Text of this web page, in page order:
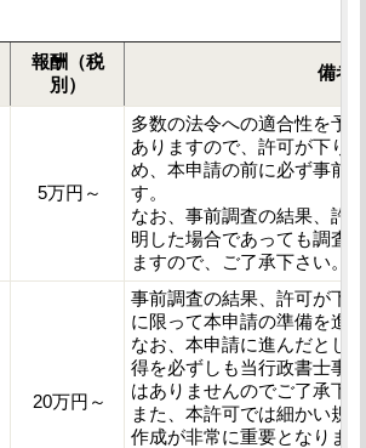
報酬（税
別）
備考
5万円～
多数の法令への適合性を予
ありますので、許可が下り
め、本申請の前に必ず事前
す。
なお、事前調査の結果、許
明した場合であっても調査
ますので、ご了承下さい。
20万円～
事前調査の結果、許可が下
に限って本申請の準備を進
なお、本申請に進んだとし
得を必ずしも当行政書士事
はありませんのでご了承下
また、本許可では細かい規
作成が非常に重要となりま